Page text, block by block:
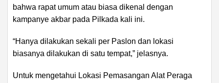
bahwa rapat umum atau biasa dikenal dengan
kampanye akbar pada Pilkada kali ini.
“Hanya dilakukan sekali per Paslon dan lokasi
biasanya dilakukan di satu tempat,” jelasnya.
Untuk mengetahui Lokasi Pemasangan Alat Peraga